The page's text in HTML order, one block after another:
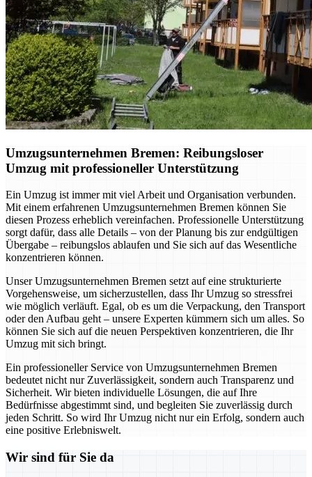
Umzugsunternehmen Bremen: Reibungsloser
Umzug mit professioneller Unterstützung
Ein Umzug ist immer mit viel Arbeit und Organisation verbunden.
Mit einem erfahrenen Umzugsunternehmen Bremen können Sie
diesen Prozess erheblich vereinfachen. Professionelle Unterstützung
sorgt dafür, dass alle Details – von der Planung bis zur endgültigen
Übergabe – reibungslos ablaufen und Sie sich auf das Wesentliche
konzentrieren können.
Unser Umzugsunternehmen Bremen setzt auf eine strukturierte
Vorgehensweise, um sicherzustellen, dass Ihr Umzug so stressfrei
wie möglich verläuft. Egal, ob es um die Verpackung, den Transport
oder den Aufbau geht – unsere Experten kümmern sich um alles. So
können Sie sich auf die neuen Perspektiven konzentrieren, die Ihr
Umzug mit sich bringt.
Ein professioneller Service von Umzugsunternehmen Bremen
bedeutet nicht nur Zuverlässigkeit, sondern auch Transparenz und
Sicherheit. Wir bieten individuelle Lösungen, die auf Ihre
Bedürfnisse abgestimmt sind, und begleiten Sie zuverlässig durch
jeden Schritt. So wird Ihr Umzug nicht nur ein Erfolg, sondern auch
eine positive Erlebniswelt.
Wir sind für Sie da